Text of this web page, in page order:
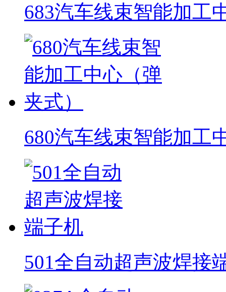
683汽车线束智能加工
680汽车线束智能加工
501全自动超声波焊接